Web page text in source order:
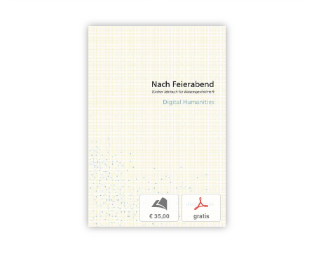
b
€ 35,00
p
gratis